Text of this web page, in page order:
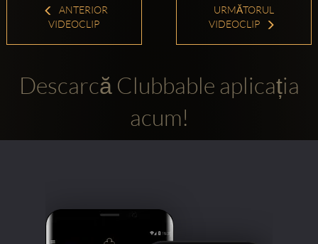
ANTERIOR
VIDEOCLIP
URMĂTORUL
VIDEOCLIP
Descarcă Clubbable aplicația
acum!